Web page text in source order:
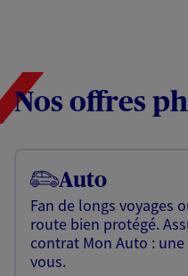
Nos offres
Auto
Fan de longs voyages
route bien protégé.
contrat Mon Auto :
vous.